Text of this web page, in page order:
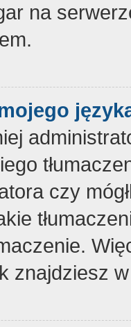
na
czy
znajdziesz